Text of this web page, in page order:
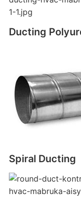
Ducting
Spiral Ducting